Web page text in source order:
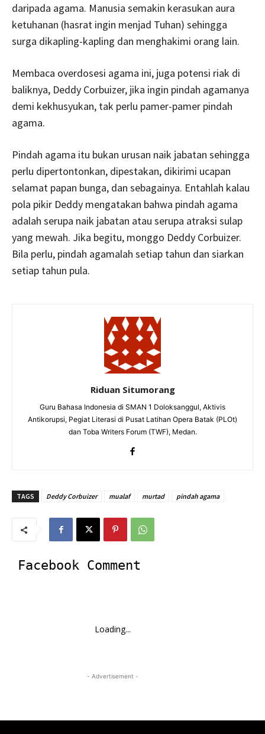
daripada agama. Manusia semakin kerasukan aura
ketuhanan (hasrat ingin menjad Tuhan) sehingga
surga dikapling-kapling dan menghakimi orang lain.
Membaca overdosesi agama ini, juga potensi riak di
baliknya, Deddy Corbuizer, jika ingin pindah agamanya
demi kekhusyukan, tak perlu pamer-pamer pindah
agama.
Pindah agama itu bukan urusan naik jabatan sehingga
perlu dipertontonkan, dipestakan, dikirimi ucapan
selamat papan bunga, dan sebagainya. Entahlah kalau
pola pikir Deddy mengatakan bahwa pindah agama
adalah serupa naik jabatan atau serupa atraksi sulap
yang mewah. Jika begitu, monggo Deddy Corbuizer.
Bila perlu, pindah agamalah setiap tahun dan siarkan
setiap tahun pula.
Riduan Situmorang
Guru Bahasa Indonesia di SMAN 1 Doloksanggul, Aktivis
Antikorupsi, Pegiat Literasi di Pusat Latihan Opera Batak (PLOt)
dan Toba Writers Forum (TWF), Medan.
TAGS Deddy Corbuizer mualaf murtad pindah agama
Facebook Comment
Loading...
- Advertisement -